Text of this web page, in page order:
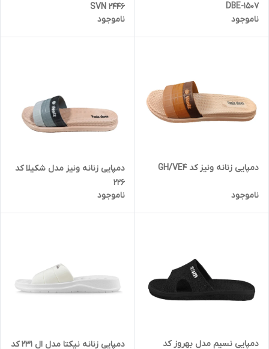
1507-DBE
ناموجود
SVN 2446
ناموجود
دمپایی زنانه ونیز کد GH/VE4
ناموجود
دمپایی زنانه ونیز مدل شکیلا کد
226
ناموجود
دمپایی نسیم مدل بهروز کد دمپایی زنانه نیکتا مدل ال 231 کد